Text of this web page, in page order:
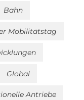
Bahn
Mobilitätstag
Global
Antriebe